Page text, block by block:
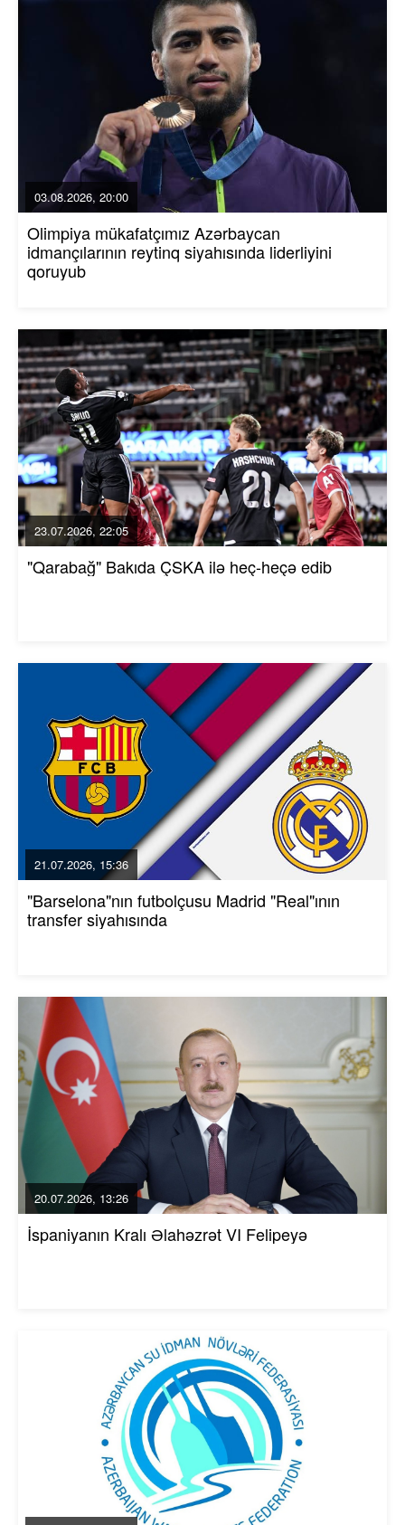
03.08.2026, 20:00
Olimpiya mükafatçımız Azərbaycan
idmançılarının reytinq siyahısında liderliyini
qoruyub
23.07.2026, 22:05
"Qarabağ" Bakıda ÇSKA ilə heç-heçə edib
21.07.2026, 15:36
"Barselona"nın futbolçusu Madrid "Real"ının
transfer siyahısında
20.07.2026, 13:26
İspaniyanın Kralı Əlahəzrət VI Felipeyə